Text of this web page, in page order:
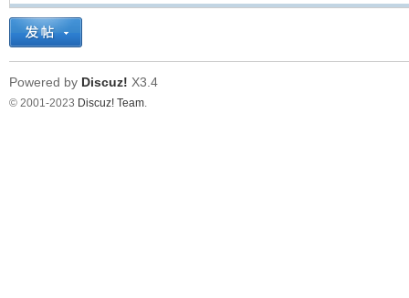
Powered by Discuz! X3.4
© 2001-2023 Discuz! Team.